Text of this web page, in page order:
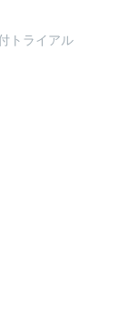
トライアル